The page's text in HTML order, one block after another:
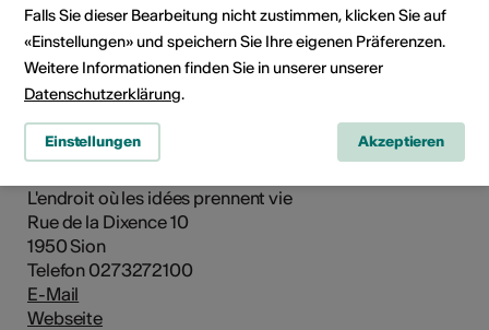
Institution / Organisation
Espace Création
L'endroit où les idées prennent vie
Rue de la Dixence 10
1950 Sion
Telefon 0273272100
E-Mail
Webseite
Falls Sie dieser Bearbeitung nicht zustimmen, klicken Sie auf
«Einstellungen» und speichern Sie Ihre eigenen Präferenzen.
Weitere Informationen finden Sie in unserer unserer
Datenschutzerklärung.
Einstellungen Akzeptieren